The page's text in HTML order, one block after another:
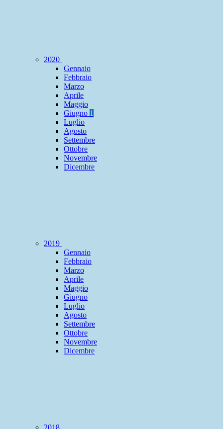
2020
Gennaio
Febbraio
Marzo
Aprile
Maggio
Giugno 1
Luglio
Agosto
Settembre
Ottobre
Novembre
Dicembre
2019
Gennaio
Febbraio
Marzo
Aprile
Maggio
Giugno
Luglio
Agosto
Settembre
Ottobre
Novembre
Dicembre